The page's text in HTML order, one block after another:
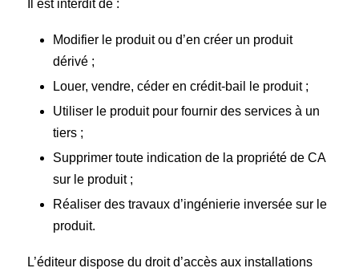
Il est interdit de :
Modifier le produit ou d’en créer un produit
dérivé ;
Louer, vendre, céder en crédit-bail le produit ;
Utiliser le produit pour fournir des services à un
tiers ;
Supprimer toute indication de la propriété de CA
sur le produit ;
Réaliser des travaux d’ingénierie inversée sur le
produit.
L’éditeur dispose du droit d’accès aux installations